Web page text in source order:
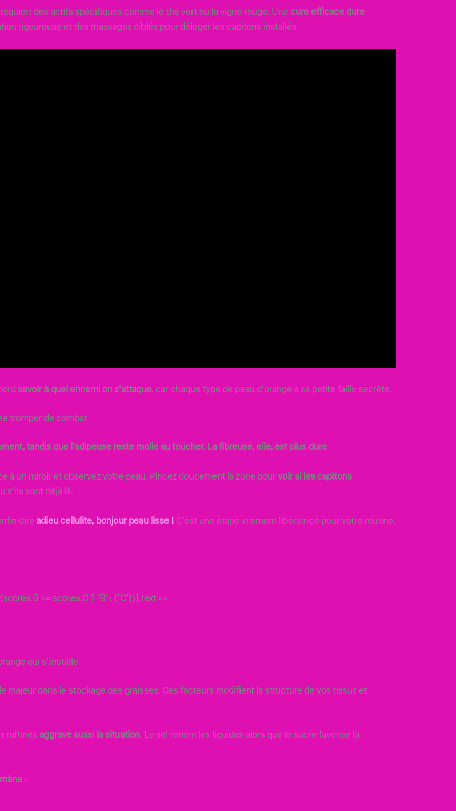
des actifs spécifiques comme le thé vert ou la vigne rouge. Unecure efficace dure
rigoureuse et des massages ciblés pour déloger les capitons installés.
savoir à quel ennemi on s’attaque, car chaque type de peau d’orange a sa petite faille secrète.
tromper de combat
tandis que l’adipeuse reste molle au toucher. La fibreuse, elle, est plus dure
à un miroir et observez votre peau. Pincez doucement la zone pourvoir si les capitons
s’ils sont déjà là.
direadieu cellulite, bonjour peau lisse !C’est une étape vraiment libératrice pour votre routine.
>= scores.C ? ‘B’ : (‘C’))].text »>
qui s’installe
majeur dans le stockage des graisses. Ces facteurs modifient la structure de vos tissus et
raffinés aggrave aussi la situation. Le sel retient les liquides alors que le sucre favorise la
: